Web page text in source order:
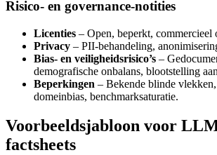
Risico- en governance-notities
Licenties – Open, beperkt, commercieel
Privacy – PII-behandeling,
Bias- en veiligheidsrisico’s –
demografische onbalans, blootstelling
Beperkingen – Bekende blinde
domeinbias, benchmarksaturatie.
Voorbeeldsjabloon voor
factsheets